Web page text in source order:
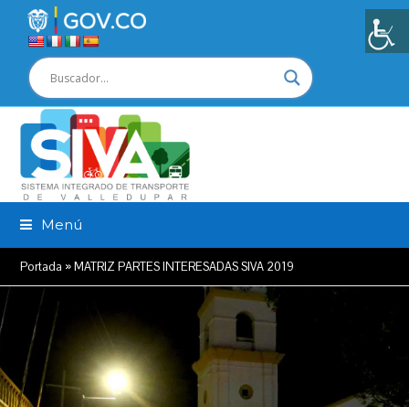
Menú
Portada »MATRIZ PARTES INTERESADAS SIVA 2019